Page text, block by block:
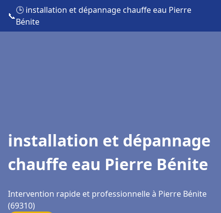
📞
🕒 installation et dépannage chauffe eau Pierre
Bénite
installation et dépannage
chauffe eau Pierre Bénite
Intervention rapide et professionnelle à Pierre Bénite
(69310)